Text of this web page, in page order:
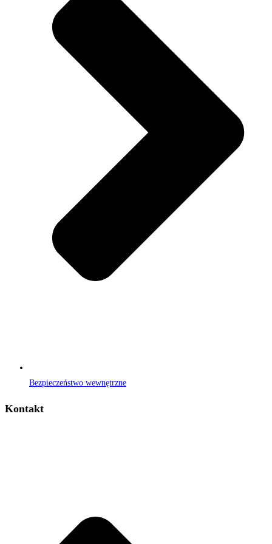
Bezpieczeństwo wewnętrzne
Kontakt